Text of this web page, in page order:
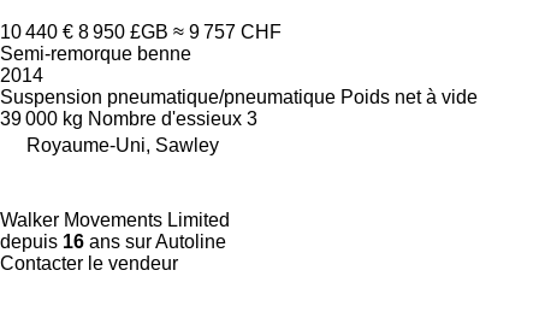
10 440 € 8 950 £GB ≈ 9 757 CHF
Semi-remorque benne
2014
Suspension pneumatique/pneumatique Poids net à vide
39 000 kg Nombre d'essieux 3
Royaume-Uni, Sawley
Walker Movements Limited
depuis 16 ans sur Autoline
Contacter le vendeur